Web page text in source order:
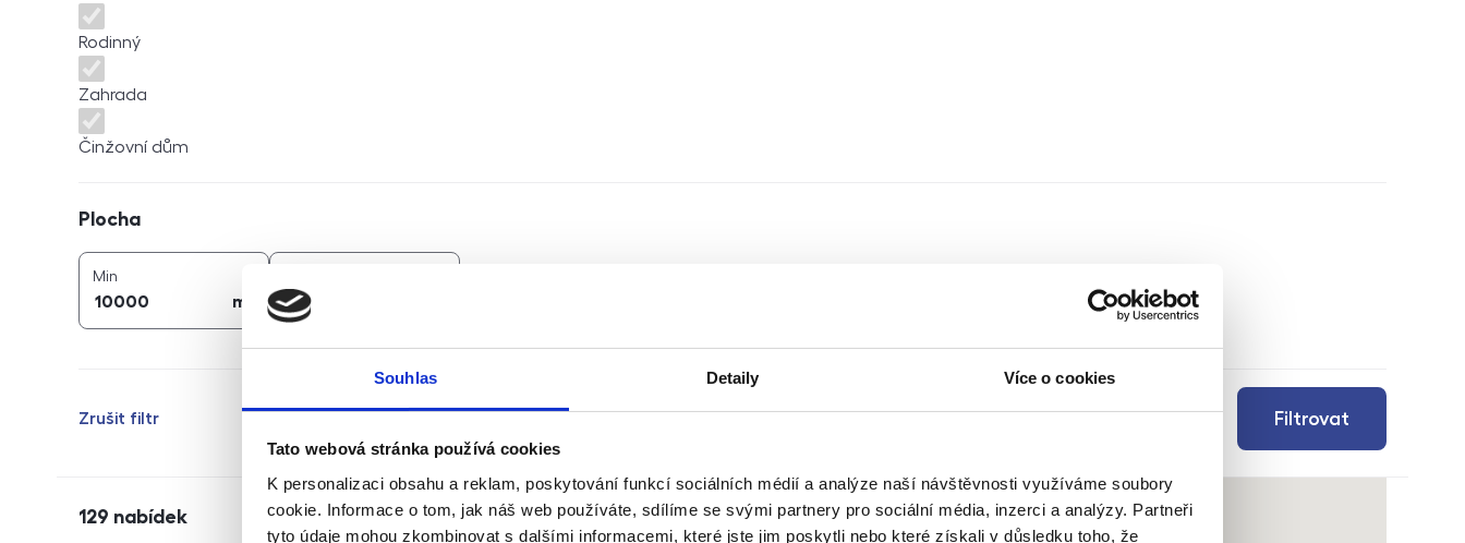
Souhlas Detaily Více o cookies
Tato webová stránka používá cookies
K personalizaci obsahu a reklam, poskytování funkcí sociálních médií a analýze naší návštěvnosti využíváme soubory
cookie. Informace o tom, jak náš web používáte, sdílíme se svými partnery pro sociální média, inzerci a analýzy. Partneři
tyto údaje mohou zkombinovat s dalšími informacemi, které jste jim poskytli nebo které získali v důsledku toho, že
Rodinný
Zahrada
Činžovní dům
Plocha
Min
m
Filtrovat
Zrušit filtr
129 nabídek Řazení
Měna